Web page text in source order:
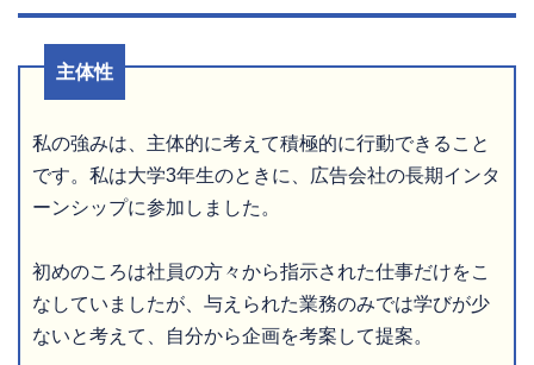
主体性
私の強みは、主体的に考えて積極的に行動できること
です。私は大学3年生のときに、広告会社の長期インタ
ーンシップに参加しました。
初めのころは社員の方々から指示された仕事だけをこ
なしていましたが、与えられた業務のみでは学びが少
ないと考えて、自分から企画を考案して提案。